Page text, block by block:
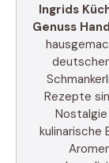
Ingrids
Genuss
Rezepte
kulinarische